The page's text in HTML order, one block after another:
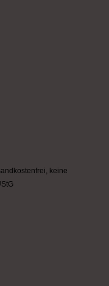
, keine